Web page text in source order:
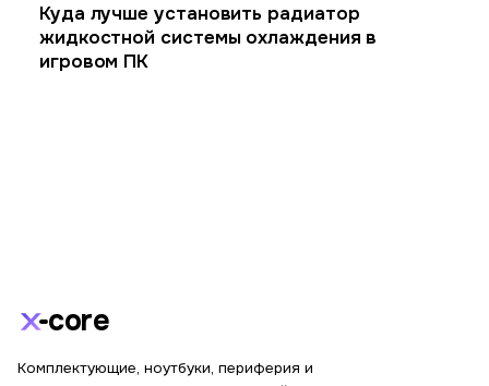
Куда лучше установить радиатор
жидкостной системы охлаждения в
игровом ПК
core
Комплектующие, ноутбуки, периферия и